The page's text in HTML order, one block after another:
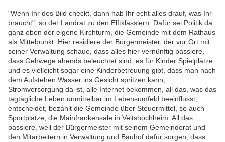
"Wenn Ihr des Bild checkt, dann hab Ihr echt alles drauf, was Ihr
braucht", so der Landrat zu den Elftklässlern. Dafür sei Politik da:
ganz oben der eigene Kirchturm, die Gemeinde mit dem Rathaus
als Mittelpunkt. Hier residiere der Bürgermeister, der vor Ort mit
seiner Verwaltung schaue, dass alles hier vernünftig passiere,
dass Gehwege abends beleuchtet sind, es für Kinder Spielplätze
und es vielleicht sogar eine Kinderbetreuung gibt, dass man nach
dem Aufstehen Wasser ins Gesicht spritzen kann,
Stromversorgung da ist, alle Internet bekommen, all das, was das
tagtägliche Leben unmittelbar im Lebensumfeld beeinflusst,
entscheidet, bezahlt die Gemeinde über Steuermittel, so auch
Sportplätze, die Mainfrankensäle in Veitshöchheim. All das
passiere, weil der Bürgermeister mit seinem Gemeinderat und
den Mitarbeitern in Verwaltung und Bauhof dafür sorgen, dass